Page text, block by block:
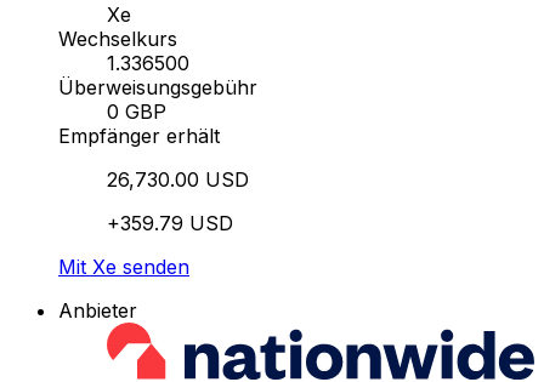
Xe
Wechselkurs
1.336500
Überweisungsgebühr
0 GBP
Empfänger erhält
26,730.00 USD
+359.79 USD
Mit Xe senden
Anbieter